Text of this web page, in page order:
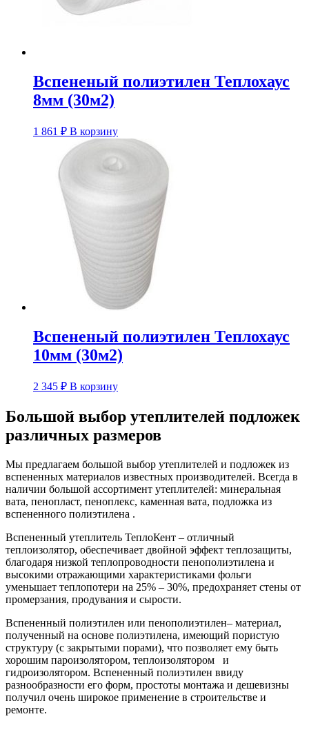
Вспененый полиэтилен Теплохаус
8мм (30м2)
1 861 ₽ В корзину
Вспененый полиэтилен Теплохаус
10мм (30м2)
2 345 ₽ В корзину
Большой выбор утеплителей подложек
различных размеров
Мы предлагаем большой выбор утеплителей и подложек из
вспененных материалов известных производителей. Всегда в
наличии большой ассортимент утеплителей: минеральная
вата, пенопласт, пеноплекс, каменная вата, подложка из
вспененного полиэтилена .
Вспененный утеплитель ТеплоКент – отличный
теплоизолятор, обеспечивает двойной эффект теплозащиты,
благодаря низкой теплопроводности пенополиэтилена и
высокими отражающими характеристиками фольги
уменьшает теплопотери на 25% – 30%, предохраняет стены от
промерзания, продувания и сырости.
Вспененный полиэтилен или пенополиэтилен– материал,
полученный на основе полиэтилена, имеющий пористую
структуру (с закрытыми порами), что позволяет ему быть
хорошим пароизолятором, теплоизолятором и
гидроизолятором. Вспененный полиэтилен ввиду
разнообразности его форм, простоты монтажа и дешевизны
получил очень широкое применение в строительстве и
ремонте.